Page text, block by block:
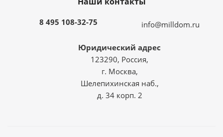
8 495 108-32-75 info@milldom.ru
Юридический адрес
123290, Россия,
г. Москва,
Шелепихинская наб.,
д. 34 корп. 2